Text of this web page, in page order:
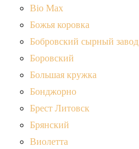
Bio Max
Божья коровка
Бобровский сырный завод
Боровский
Большая кружка
Бонджорно
Брест Литовск
Брянский
Виолетта